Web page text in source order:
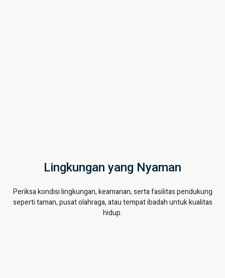
Lingkungan yang Nyaman
Periksa kondisi lingkungan, keamanan, serta fasilitas pendukung
seperti taman, pusat olahraga, atau tempat ibadah untuk kualitas
hidup.